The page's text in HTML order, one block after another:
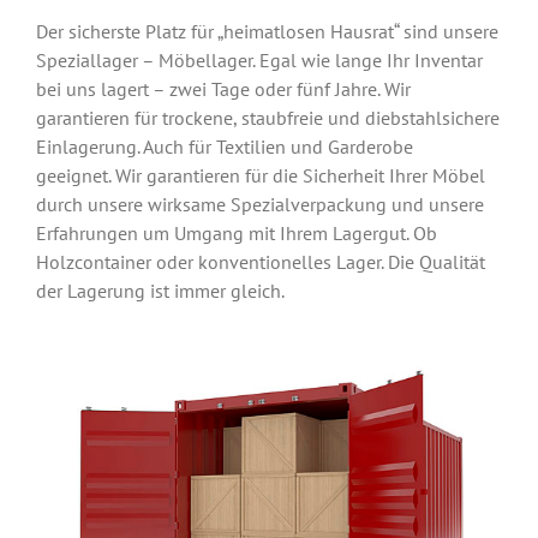
Der sicherste Platz für „heimatlosen Hausrat“ sind unsere
Speziallager – Möbellager. Egal wie lange Ihr Inventar
bei uns lagert – zwei Tage oder fünf Jahre. Wir
garantieren für trockene, staubfreie und diebstahlsichere
Einlagerung. Auch für Textilien und Garderobe
geeignet. Wir garantieren für die Sicherheit Ihrer Möbel
durch unsere wirksame Spezialverpackung und unsere
Erfahrungen um Umgang mit Ihrem Lagergut. Ob
Holzcontainer oder konventionelles Lager. Die Qualität
der Lagerung ist immer gleich.